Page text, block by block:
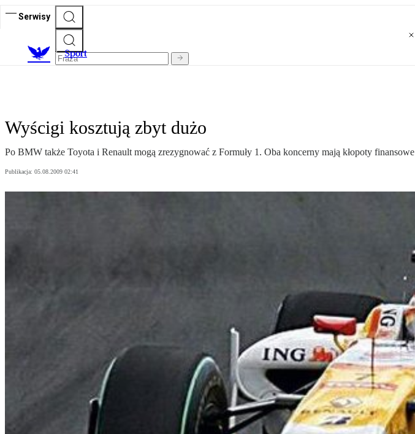
Serwisy
Sport
Wyścigi kosztują zbyt dużo
Po BMW także Toyota i Renault mogą zrezygnować z Formuły 1. Oba koncerny mają kłopoty finansowe
Publikacja: 05.08.2009 02:41